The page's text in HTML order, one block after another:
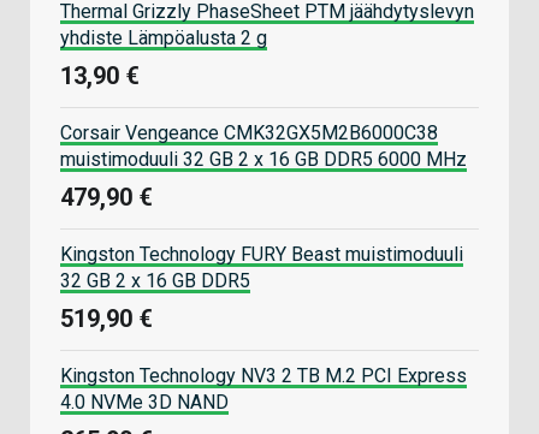
Thermal Grizzly PhaseSheet PTM jäähdytyslevyn
yhdiste Lämpöalusta 2 g
13,90 €
Corsair Vengeance CMK32GX5M2B6000C38
muistimoduuli 32 GB 2 x 16 GB DDR5 6000 MHz
479,90 €
Kingston Technology FURY Beast muistimoduuli
32 GB 2 x 16 GB DDR5
519,90 €
Kingston Technology NV3 2 TB M.2 PCI Express
4.0 NVMe 3D NAND